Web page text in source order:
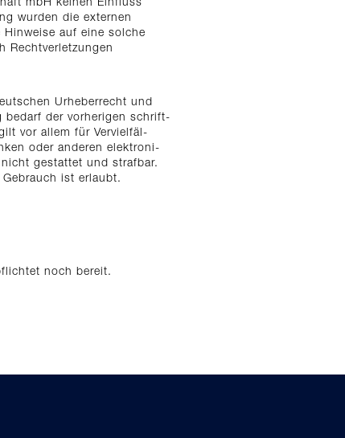
wurden die externen
auf eine solche
Rechtverletzungen
Urheberrecht und
bedarf der vorherigen schrift-
vor allem für Vervielfäl-
oder anderen elektroni-
gestattet und strafbar.
ist erlaubt.
noch bereit.